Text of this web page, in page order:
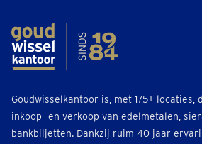
Goudwisselkantoor is, met 175+ locaties,
inkoop- en verkoop van edelmetalen,
bankbiljetten. Dankzij ruim 40 jaar